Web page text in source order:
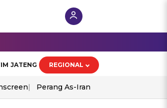
JATENG REGIONAL
Perang As-Iran